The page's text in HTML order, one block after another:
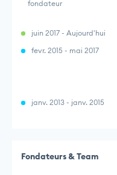
fondateur
juin 2017 - Aujourd'hui
fevr. 2015 - mai 2017
janv. 2013 - janv. 2015
Fondateurs & Team